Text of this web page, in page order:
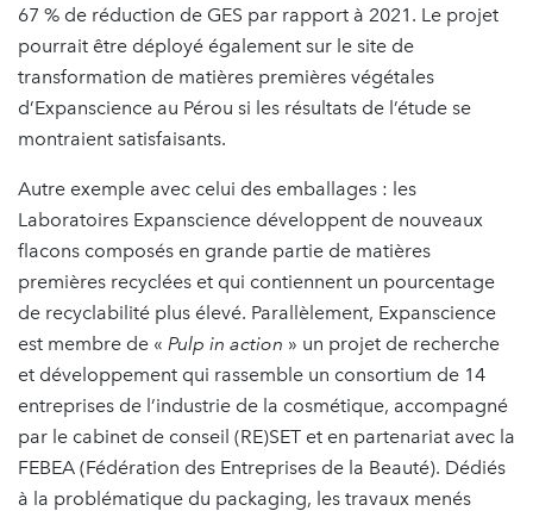
67 % de réduction de GES par rapport à 2021. Le projet
pourrait être déployé également sur le site de
transformation de matières premières végétales
d’Expanscience au Pérou si les résultats de l’étude se
montraient satisfaisants.
Autre exemple avec celui des emballages : les
Laboratoires Expanscience développent de nouveaux
flacons composés en grande partie de matières
premières recyclées et qui contiennent un pourcentage
de recyclabilité plus élevé. Parallèlement, Expanscience
est membre de « Pulp in action » un projet de recherche
et développement qui rassemble un consortium de 14
entreprises de l’industrie de la cosmétique, accompagné
par le cabinet de conseil (RE)SET et en partenariat avec la
FEBEA (Fédération des Entreprises de la Beauté). Dédiés
à la problématique du packaging, les travaux menés